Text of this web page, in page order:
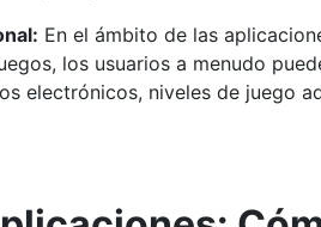
En el ámbito de las
los usuarios a menudo
electrónicos, niveles de juego